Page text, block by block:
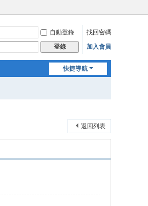
自動登錄
找回密碼
登錄 加入會員
快捷導航
返回列表